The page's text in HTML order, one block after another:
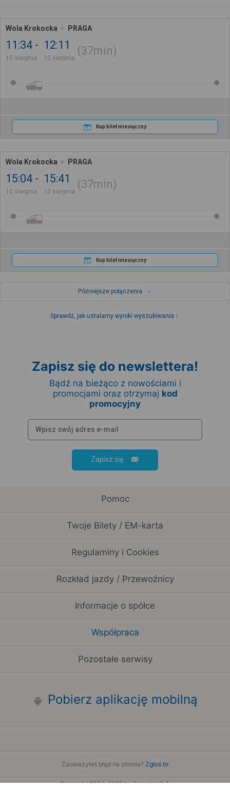
Wola Krokocka PRAGA
11:34
10 sierpnia
12:11
10 sierpnia
37min
Kup bilet miesięczny
Wola Krokocka PRAGA
15:04
10 sierpnia
15:41
10 sierpnia
37min
Kup bilet miesięczny
Późniejsze połączenia
Sprawdź, jak ustalamy wyniki wyszukiwania
Zapisz się do newslettera!
Bądź na bieżąco z nowościami i
promocjami oraz otrzymaj kod
promocyjny
Zapisz się
Pomoc
Twoje Bilety / EM-karta
Regulaminy i Cookies
Rozkład jazdy / Przewoźnicy
Informacje o spółce
Współpraca
Pozostałe serwisy
Pobierz aplikację mobilną
Zauważyłeś błąd na stronie? Zgłoś to
Copyright 2006-2026 by Teroplan S.A.